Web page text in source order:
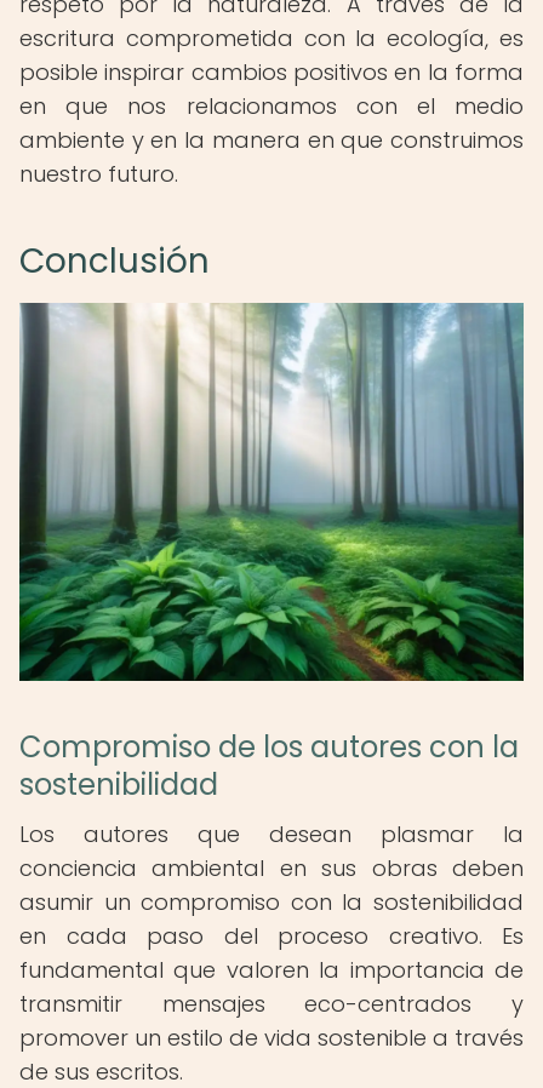
escritura comprometida con la ecología, es
posible inspirar cambios positivos en la forma
en que nos relacionamos con el medio
ambiente y en la manera en que construimos
nuestro futuro.
Conclusión
Compromiso de los autores con la
sostenibilidad
Los autores que desean plasmar la
conciencia ambiental en sus obras deben
asumir un compromiso con la sostenibilidad
en cada paso del proceso creativo. Es
fundamental que valoren la importancia de
transmitir mensajes eco-centrados y
promover un estilo de vida sostenible a través
de sus escritos.